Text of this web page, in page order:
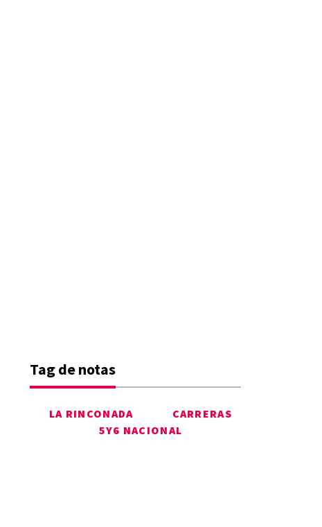
Tag de notas
LA RINCONADA
CARRERAS
5Y6 NACIONAL